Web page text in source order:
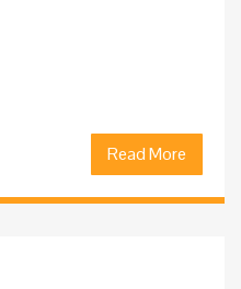
Read More